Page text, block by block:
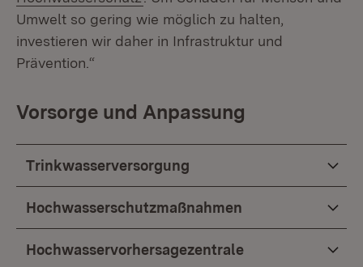
Umwelt so gering wie möglich zu halten,
investieren wir daher in Infrastruktur und
Prävention.“
Vorsorge und Anpassung
Trinkwasserversorgung
Hochwasserschutzmaßnahmen
Hochwasservorhersagezentrale